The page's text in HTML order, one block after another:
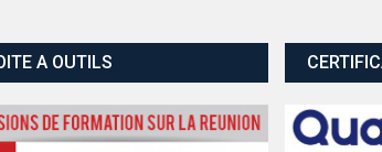
A OUTILS